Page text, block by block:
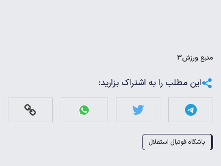
منبعورزش3
این مطلب را به اشتراک بزارید:
باشگاه فوتبال استقلال